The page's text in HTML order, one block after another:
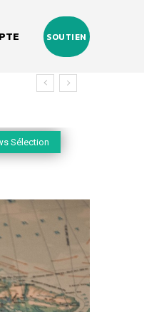
SOUTIEN
Sélection